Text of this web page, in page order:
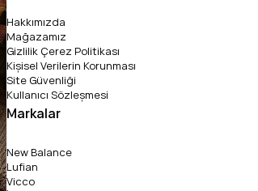
Hakkımızda
Mağazamız
Gizlilik Çerez Politikası
Kişisel Verilerin Korunması
Site Güvenliği
Kullanıcı Sözleşmesi
Markalar
New Balance
Lufian
Vicco